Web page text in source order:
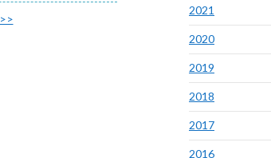
>>
2021
2020
2019
2018
2017
2016